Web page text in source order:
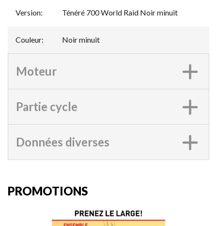
Version: Ténéré 700 World Raid Noir minuit
Couleur: Noir minuit
Moteur
Partie cycle
Données diverses
PROMOTIONS